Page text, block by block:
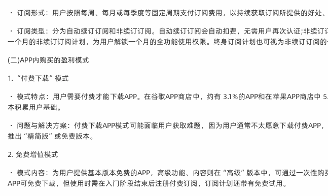
・ 订阅形式：用户按照每周、每月或每季度等固定周期支付订阅费用，以持续获取订阅所提供的好处、
・ 订阅类型：分为自动续订订阅和非续订订阅。自动续订订阅会自动扣费，无需用户再次认证;非续
一个月的非续订订阅计划，为用户解锁一个月的全功能使用权限。终身订阅计划也可视为非续订订阅的
(二)APP内购买的盈利模式
1. “付费下载”模式
・ 模式特点：用户需要付费才能下载APP。在谷歌APP商店中，约有 3.1%的APP和在苹果APP商店
本积累用户基础。
・ 问题与解决方案：付费下载APP模式可能面临用户获取难题，因为用户通常不太愿意下载付费
推出“精简版”或免费版本。
2. 免费增值模式
・ 模式内容：为用户提供基本版本免费的APP，高级功能、内容则在“高级”版本中，可通过一次
APP可免费下载，但使用时需在入门阶段结束后注册付费订阅，订阅计划还带有免费试用。